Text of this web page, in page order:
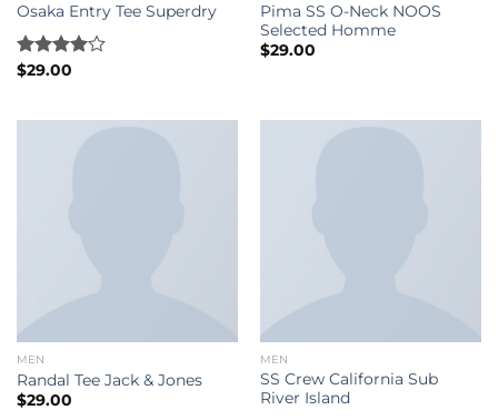
Osaka Entry Tee Superdry
Rated
$29.00
Pima SS O-Neck NOOS
Selected Homme
$29.00
MEN
Randal Tee Jack & Jones
$29.00
MEN
SS Crew California Sub
River Island